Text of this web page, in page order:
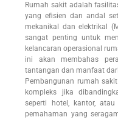
Rumah sakit adalah
yang efisien dan andal
mekanikal dan elektrikal
sangat penting untuk
kelancaran operasional
ini akan membahas
tantangan dan manfaat
Pembangunan rumah
kompleks jika
seperti hotel, kantor,
pemahaman yang